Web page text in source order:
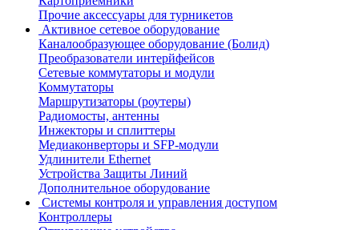
Прочие аксессуары для турникетов
Активное сетевое оборудование
Каналообразующее оборудование (Болид)
Преобразователи интерйфейсов
Сетевые коммутаторы и модули
Коммутаторы
Маршрутизаторы (роутеры)
Радиомосты, антенны
Инжекторы и сплиттеры
Медиаконверторы и SFP-модули
Удлинители Ethernet
Устройства Защиты Линий
Дополнительное оборудование
Системы контроля и управления доступом
Контроллеры